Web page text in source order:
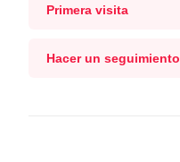
Primera visita
Hacer un seguimiento